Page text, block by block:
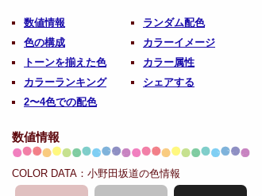
数値情報
色の構成
トーンを揃えた色
カラーランキング
2〜4色での配色
ランダム配色
カラーイメージ
カラー属性
シェアする
数値情報
COLOR DATA：小野田坂道の色情報